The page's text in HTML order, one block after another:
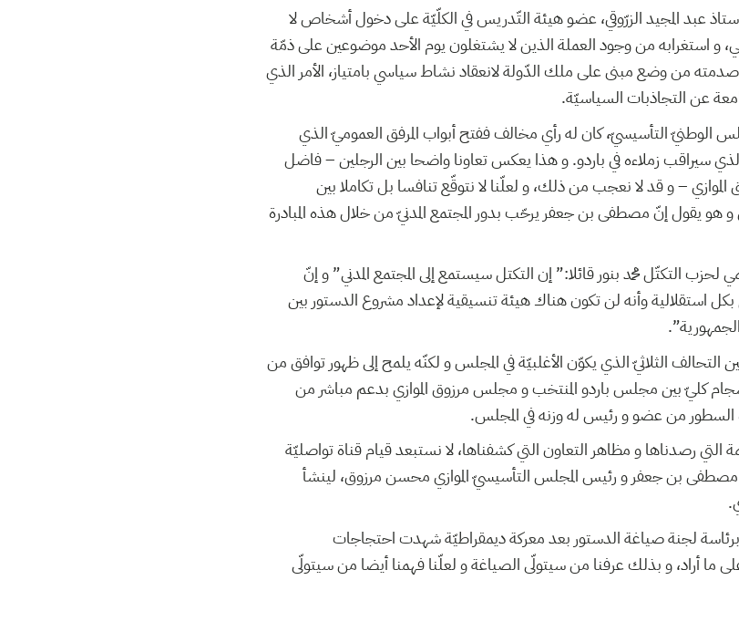
عبد المجيد الزرّوقي، عضو هيئة التّدريس في الكلّيّة على دخول أشخاص لا
و استغرابه من وجود العملة الذين لا يشتغلون يوم الأحد موضوعين على ذمّة
صدمته من وضع مبنى على ملك الدّولة لانعقاد نشاط سياسي بامتياز، الأمر الذي
عن التجاذبات السياسيّة.
التأسيسيّ، كان له رأي مخالف ففتح أبواب المرفق العموميّ الذي
سيراقب زملاءه في باردو. و هذا يعكس تعاونا واضحا بين الرجلين – فاضل
– و قد لا نعجب من ذلك، و لعلّنا لا نتوقّع تنافسا بل تكاملا بين
يقول إنّ مصطفى بن جعفر يرحّب بدور المجتمع المدنيّ من خلال هذه المبادرة
التكتّل محمد بنور قائلا:” إن التكتل سيستمع إلى المجتمع المدني” و إنّ
استقلالية وأنه لن تكون هناك هيئة تنسيقية لإعداد مشروع الدستور بين
الثلاثيّ الذي يكوّن الأغلبيّة في المجلس و لكنّه يلمح إلى ظهور توافق من
كليّ بين مجلس باردو المنتخب و مجلس مرزوق الموازي بدعم مباشر من
السطور من عضو و رئيس له وزنه في المجلس.
التي رصدناها و مظاهر التعاون التي كشفناها، لا نستبعد قيام قناة تواصليّة
بن جعفر و رئيس المجلس التأسيسيّ الموازي محسن مرزوق، لينشأ
لجنة صياغة الدستور بعد معركة ديمقراطيّة شهدت احتجاجات
ما أراد، و بذلك عرفنا من سيتولّى الصياغة و لعلّنا فهمنا أيضا من سيتولّى